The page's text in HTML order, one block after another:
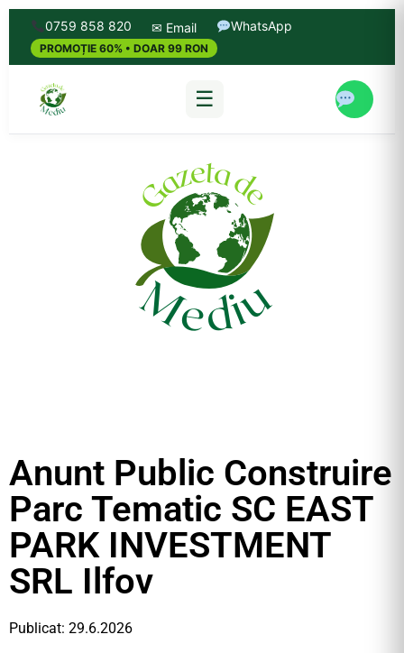
0759 858 820 ✉ Email WhatsApp
PROMOȚIE 60% • DOAR 99 RON
☰
Anunt Public Construire
Parc Tematic SC EAST
PARK INVESTMENT
SRL Ilfov
Publicat: 29.6.2026